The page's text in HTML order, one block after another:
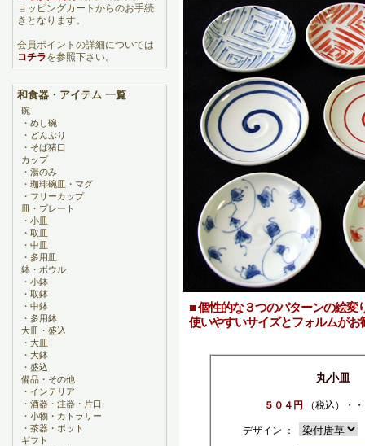
■ 個性的な３つのパターンの絵
使いやすいサイズとフォルムがお
丸小皿
５０４円 （税込）・
デザイン ：
ョッピングカートからのお手続
きとなります。
会員ポイントの詳細については
コチラを参照下さい。
和食器・アイテム 一覧
碗
・ めし碗
・ どんぶり
・ そば猪口
カップ
・ 湯のみ
・ 珈琲碗皿・マグ
・ フリーカップ
皿・プレート
・ 小皿
・ 取皿
・ 中皿
・ 多用皿
鉢・ボウル
・ 小鉢
・ 取鉢
・ 中鉢
・ 多用鉢
大皿・盛込
・ 大皿
・ 大鉢
・ 盛込
備品・その他
・ インテリア
・ 酒器・注器・片口
・ 小物・カトラリー
・ 茶器・ポット
ギフト